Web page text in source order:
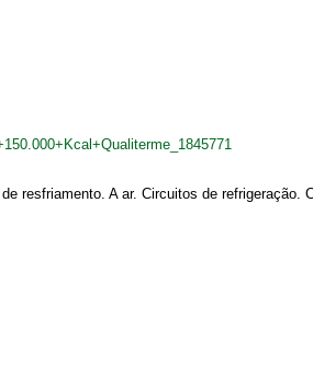
resfriamento. A ar. Circuitos de